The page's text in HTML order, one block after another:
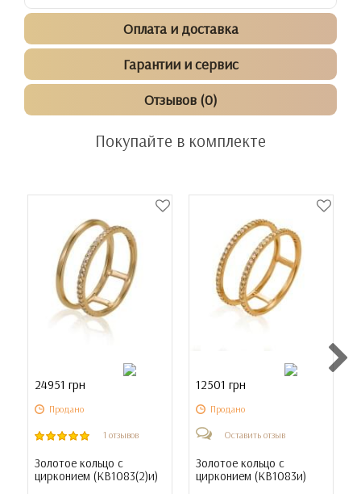
Оплата и доставка
Гарантии и сервис
Отзывов (0)
Покупайте в комплекте
24951 грн
Продано
1 отзывов
Золотое кольцо с
цирконием (КВ1083(2)и)
12501 грн
Продано
Оставить отзыв
Золотое кольцо с
цирконием (КВ1083и)